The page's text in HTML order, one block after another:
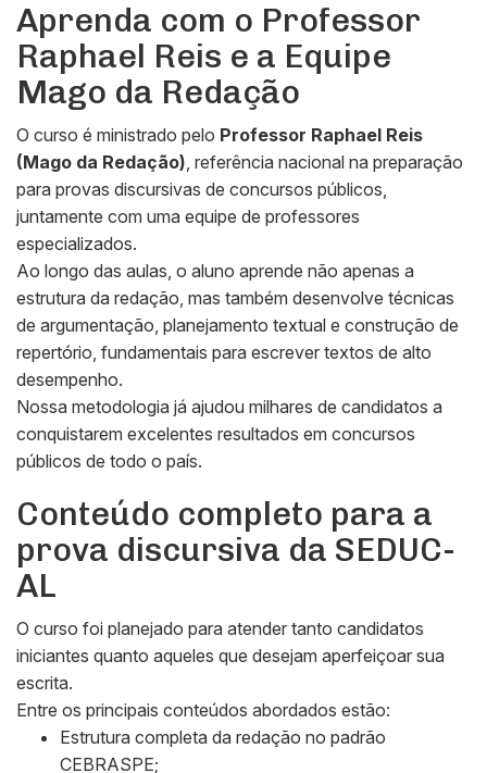
Aprenda com o Professor
Raphael Reis e a Equipe
Mago da Redação
O curso é ministrado pelo Professor Raphael Reis
(Mago da Redação), referência nacional na preparação
para provas discursivas de concursos públicos,
juntamente com uma equipe de professores
especializados.
Ao longo das aulas, o aluno aprende não apenas a
estrutura da redação, mas também desenvolve técnicas
de argumentação, planejamento textual e construção de
repertório, fundamentais para escrever textos de alto
desempenho.
Nossa metodologia já ajudou milhares de candidatos a
conquistarem excelentes resultados em concursos
públicos de todo o país.
Conteúdo completo para a
prova discursiva da SEDUC-
AL
O curso foi planejado para atender tanto candidatos
iniciantes quanto aqueles que desejam aperfeiçoar sua
escrita.
Entre os principais conteúdos abordados estão:
Estrutura completa da redação no padrão
CEBRASPE;